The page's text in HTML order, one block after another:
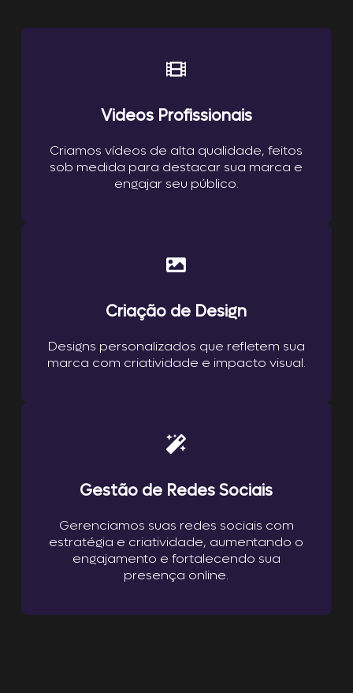
Videos Profissionais
Criamos vídeos de alta qualidade, feitos
sob medida para destacar sua marca e
engajar seu público.
Criação de Design
Designs personalizados que refletem sua
marca com criatividade e impacto visual.
Gestão de Redes Sociais
Gerenciamos suas redes sociais com
estratégia e criatividade, aumentando o
engajamento e fortalecendo sua
presença online.